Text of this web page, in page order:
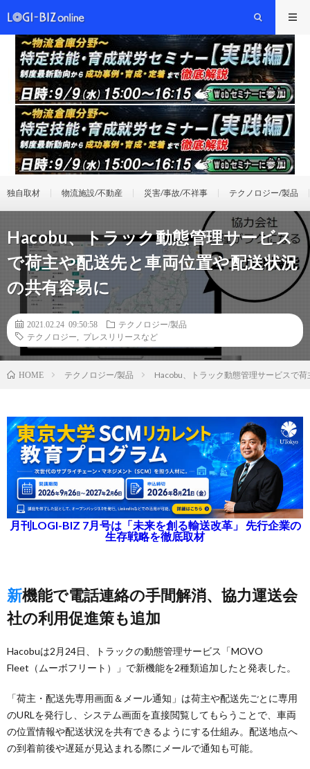
独自取材 物流施設/不動産 災害/事故/不祥事 テクノロジー/製品
Hacobu、トラック動態管理サービス
で荷主や配送先と車両位置や配送状況
の共有容易に
2021.02.24 09:50:58
テクノロジー/製品
テクノロジー
プレスリリースなど
HOME テクノロジー/製品 Hacobu、トラック動態管理サービスで
月刊LOGI-BIZ 7月号は「未来を創る輸送改革」 先行企業の
生存戦略を徹底取材
新機能で電話連絡の手間解消、協力運送会
社の利用促進策も追加
Hacobuは2月24日、トラックの動態管理サービス「MOVO
Fleet（ムーボフリート）」で新機能を2種類追加したと発表した。
「荷主・配送先専用画面＆メール通知」は荷主や配送先ごとに専用
のURLを発行し、システム画面を直接閲覧してもらうことで、車両
の位置情報や配送状況を共有できるようにする仕組み。配送地点へ
の到着前後や遅延が見込まれる際にメールで通知も可能。